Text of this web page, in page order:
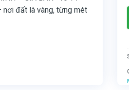
đất là vàng, từng mét